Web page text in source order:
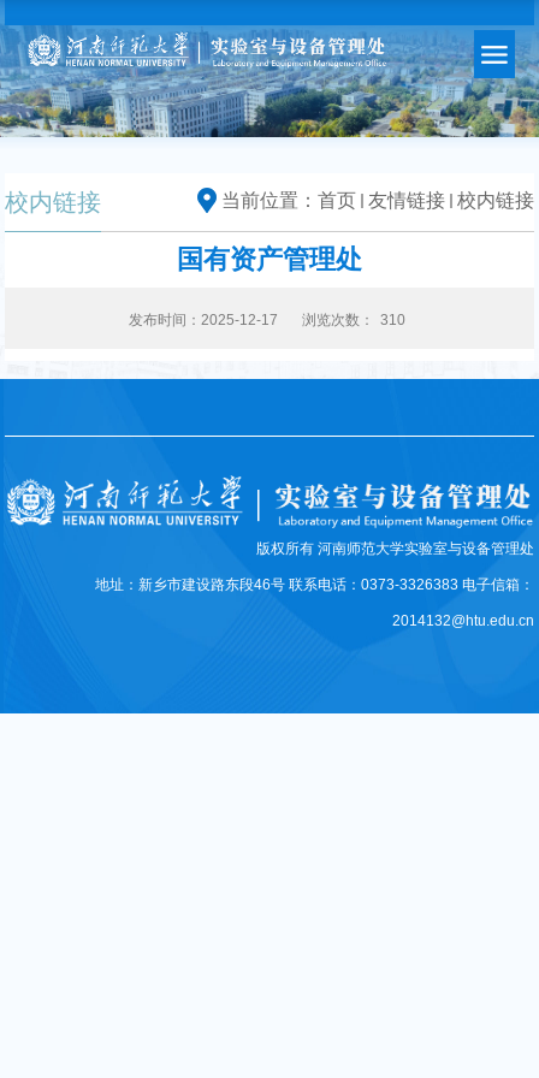
当前位置： 首页 友情链接 校内链接
校内链接
国有资产管理处
发布时间：2025-12-17 浏览次数： 310
版权所有 河南师范大学实验室与设备管理处
地址：新乡市建设路东段46号 联系电话：0373-3326383 电子信箱：
2014132@htu.edu.cn